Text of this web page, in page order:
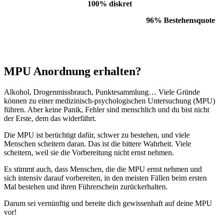
100% diskret
96% Bestehensquote
MPU Anordnung erhalten?
Alkohol, Drogenmissbrauch, Punktesammlung… Viele Gründe
können zu einer medizinisch-psychologischen Untersuchung (MPU)
führen. Aber keine Panik, Fehler sind menschlich und du bist nicht
der Erste, dem das widerfährt.
Die MPU ist berüchtigt dafür, schwer zu bestehen, und viele
Menschen scheitern daran. Das ist die bittere Wahrheit. Viele
scheitern, weil sie die Vorbereitung nicht ernst nehmen.
Es stimmt auch, dass Menschen, die die MPU ernst nehmen und
sich intensiv darauf vorbereiten, in den meisten Fällen beim ersten
Mal bestehen und ihren Führerschein zurückerhalten.
Darum sei vernünftig und bereite dich gewissenhaft auf deine MPU
vor!